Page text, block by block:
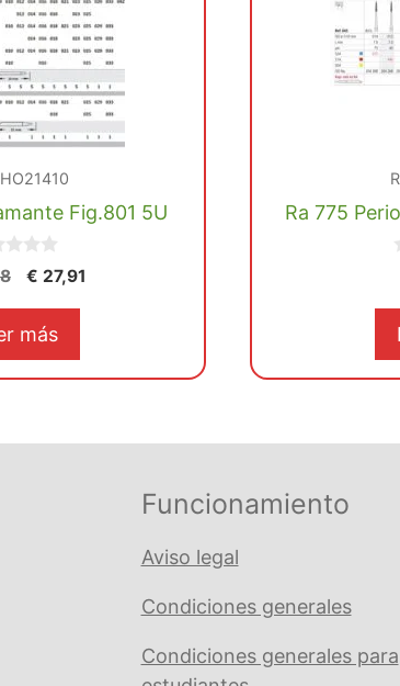
Fig.801 5U
El
original
€ 29,38.
€ 27,91
€ 27,91.
más
Ra 775
Funcionamiento
Aviso legal
Condiciones generales
Condiciones generales para